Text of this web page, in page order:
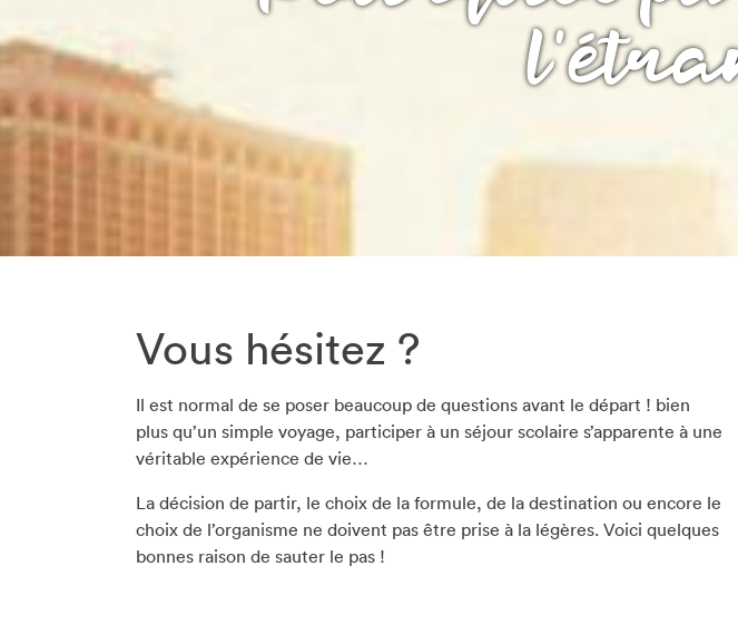
Vous hésitez ?
Il est normal de se poser beaucoup de questions avant le départ ! bien
plus qu’un simple voyage, participer à un séjour scolaire s’apparente à une
véritable expérience de vie…
La décision de partir, le choix de la formule, de la destination ou encore le
choix de l’organisme ne doivent pas être prise à la légères. Voici quelques
bonnes raison de sauter le pas !